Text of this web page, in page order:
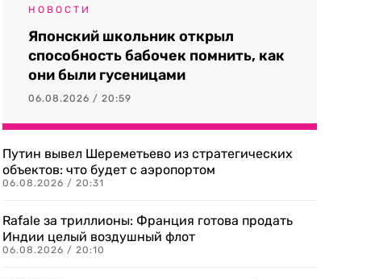
НОВОСТИ
Японский школьник открыл
способность бабочек помнить, как
они были гусеницами
06.08.2026 / 20:59
Путин вывел Шереметьево из стратегических
объектов: что будет с аэропортом
06.08.2026 / 20:31
Rafale за триллионы: Франция готова продать
Индии целый воздушный флот
06.08.2026 / 20:10